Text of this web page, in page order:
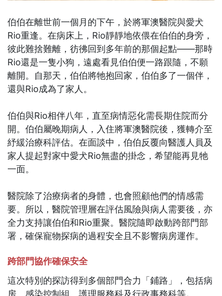
伯伯在離世前一個月的下午，於將軍澳醫院與愛犬
Rio重逢。在病床上，Rio靜靜地依偎在伯伯的身旁，
彼此難捨難離，彷彿回到多年前的那個起點——那時
Rio還是一隻小狗，遠處看見伯伯便一路跟隨，不願
離開。自那天，伯伯將牠抱回家，伯伯多了一個伴，
還與Rio成為了家人。
伯伯與Rio相伴八年，直至病情惡化需長期住院而分
開。伯伯屬晚期病人，入住將軍澳醫院後，獲轉介至
紓緩治療科評估。在面談中，伯伯反覆向醫護人員及
家人提起對家中愛犬Rio無盡的掛念，希望能再見牠
一面。
醫院除了治療病者的身體，也會照顧他們的情感需
要。所以，醫院管理層在評估風險與病人需要後，亦
全力支持讓伯伯和Rio重聚。醫院隨即啟動跨部門部
署，確保寵物探病的過程安全且不影響病房運作。
跨部門協作確保安全
這次特別的探訪得到多個部門合力「鋪路」，包括病
房、感染控制組、護理服務科及行政事務科等。